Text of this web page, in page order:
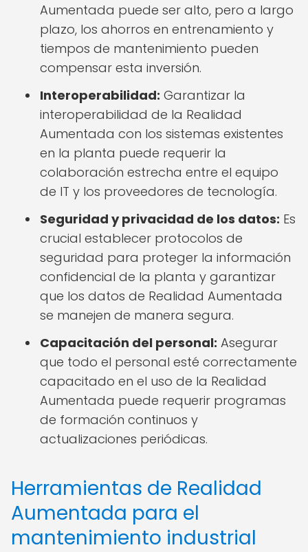
Aumentada puede ser alto, pero a largo
plazo, los ahorros en entrenamiento y
tiempos de mantenimiento pueden
compensar esta inversión.
Interoperabilidad: Garantizar la
interoperabilidad de la Realidad
Aumentada con los sistemas existentes
en la planta puede requerir la
colaboración estrecha entre el equipo
de IT y los proveedores de tecnología.
Seguridad y privacidad de los datos: Es
crucial establecer protocolos de
seguridad para proteger la información
confidencial de la planta y garantizar
que los datos de Realidad Aumentada
se manejen de manera segura.
Capacitación del personal: Asegurar
que todo el personal esté correctamente
capacitado en el uso de la Realidad
Aumentada puede requerir programas
de formación continuos y
actualizaciones periódicas.
Herramientas de Realidad
Aumentada para el
mantenimiento industrial